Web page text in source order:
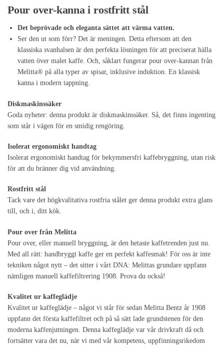
Pour over-kanna i rostfritt stål
Det beprövade och eleganta sättet att värma vatten.
Ser den ut som förr? Det är meningen. Detta eftersom att den
klassiska svanhalsen är den perfekta lösningen för att preciserat hälla
vatten över malet kaffe. Och, såklart fungerar pour over-kannan från
Melitta® på alla typer av spisar, inklusive induktion. En klassisk
kanna i modern tappning.
Diskmaskinssäker
Goda nyheter: denna produkt är diskmaskinssäker. Så, det finns ingenting
som står i vägen för en smidig rengöring.
Isolerat ergonomiskt handtag
Isolerat ergonomiskt handtag för bekymmersfri kaffebryggning, utan risk
för att du bränner dig vid användning.
Rostfritt stål
Tack vare det högkvalitativa rostfria stålet ger denna produkt extra glans
till, och i, ditt kök.
Pour over från Melitta
Pour over, eller manuell bryggning, är den hetaste kaffetrenden just nu.
Med all rätt: handbryggt kaffe ger en perfekt kaffesmak! För oss är inte
tekniken något nytt – det sitter i vårt DNA: Melittas grundare uppfann
nämligen manuell kaffefiltrering 1908. Prova du också!
Kvalitet ur kaffeglädje
Kvalitet ur kaffeglädje – något vi står för sedan Melitta Bentz år 1908
uppfann det första kaffefiltret och på så sätt lade grundstenen för den
moderna kaffenjutningen. Denna kaffeglädje var vår drivkraft då och
fortsätter vara det nu, när vi med vår kompetens, uppfinningsrikedom